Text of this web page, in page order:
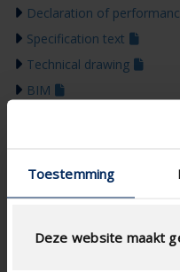
Toestemming
Deze website maakt
Declaration of
Specification text
Technical drawing
BIM